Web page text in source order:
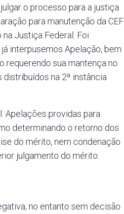
o processo para a justiça
para manutenção da CEF
Justiça Federal. Foi
interpusemos Apelação, bem
requerendo sua mantença no
na 2ª instância
Apelações providas para
determinando o retorno dos
do mérito, nem condenação
julgamento do mérito.
no entanto sem decisão